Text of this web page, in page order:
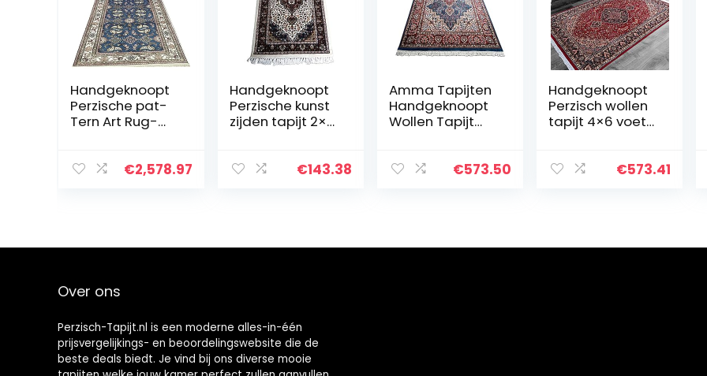
Handgeknoopt
Perzische pat-
Tern Art Rug-
Thuis
€2,578.97
Handgeknoopt
Perzische kunst
zijden tapijt 2×3
handgemaakt
€143.38
Amma Tapijten
Handgeknoopt
Wollen Tapijt
Luxe Veelkleurig
€573.50
Handgeknoopt
Perzisch wollen
tapijt 4×6 voet
luxe traditioneel
€573.41
Over ons
Perzisch-Tapijt.nl is een moderne alles-in-één
prijsvergelijkings- en beoordelingswebsite die de
beste deals biedt. Je vind bij ons diverse mooie